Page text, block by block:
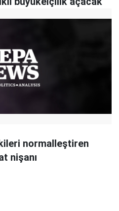
normalleştiren
nişanı